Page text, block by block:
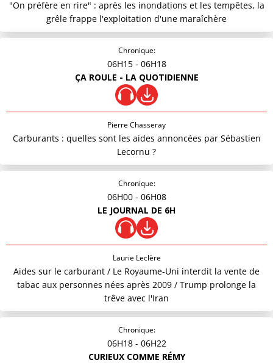
"On préfère en rire" : après les inondations et les tempêtes, la
grêle frappe l'exploitation d'une maraîchère
Chronique:
06H15 - 06H18
ÇA ROULE - LA QUOTIDIENNE
Pierre Chasseray
Carburants : quelles sont les aides annoncées par Sébastien
Lecornu ?
Chronique:
06H00 - 06H08
LE JOURNAL DE 6H
Laurie Leclère
Aides sur le carburant / Le Royaume-Uni interdit la vente de
tabac aux personnes nées après 2009 / Trump prolonge la
trêve avec l'Iran
Chronique:
06H18 - 06H22
CURIEUX COMME RÉMY